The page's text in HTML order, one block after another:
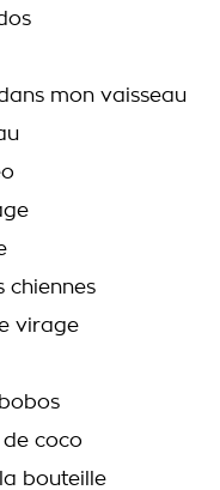
mon vaisseau
chiennes
virage
coco
bouteille